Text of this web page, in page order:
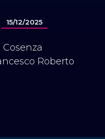
15/12/2025
Roberto